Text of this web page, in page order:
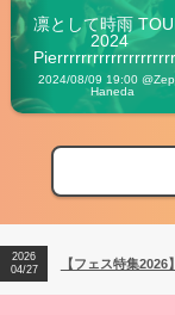
凛として時雨
2024
Vibes
2024/08/09 19:00
Haneda
【フェス特集2026
【ライブ動員ラン
2026
04/27
【フェス特集2026
2026
【ライブ動員ラン